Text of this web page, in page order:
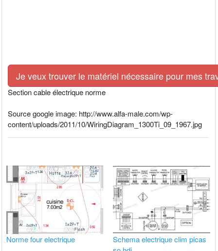
Je veux trouver le matériel nécessaire pour mes
Section cable électrique norme
Source google image: http://www.alfa-male.com/wp-
content/uploads/2011/10/WiringDiagram_1300Ti_09_1967.jpg
Norme four electrique
Schema electrique clim picas